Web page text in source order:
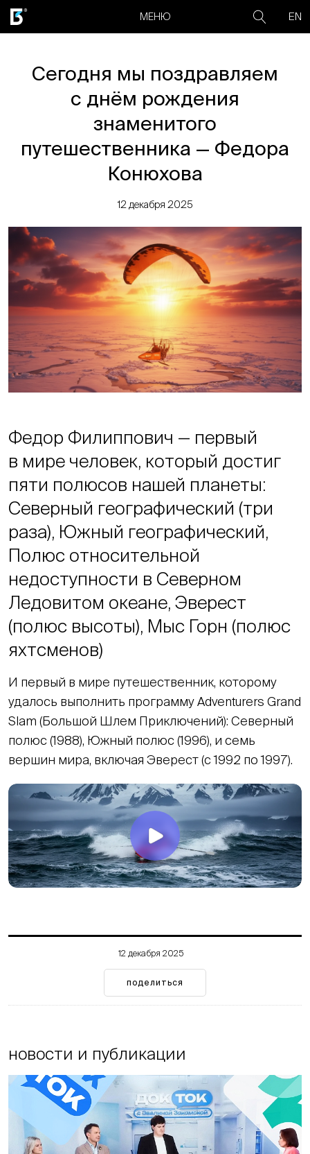
МЕНЮ EN
Сегодня мы поздравляем
с днём рождения
знаменитого
путешественника — Федора
Конюхова
12 декабря 2025
Федор Филиппович — первый
в мире человек, который достиг
пяти полюсов нашей планеты:
Северный географический (три
раза), Южный географический,
Полюс относительной
недоступности в Северном
Ледовитом океане, Эверест
(полюс высоты), Мыс Горн (полюс
яхтсменов)
И первый в мире путешественник, которому
удалось выполнить программу Adventurers Grand
Slam (Большой Шлем Приключений): Северный
полюс (1988), Южный полюс (1996), и семь
вершин мира, включая Эверест (с 1992 по 1997).
12 декабря 2025
поделиться
новости и публикации